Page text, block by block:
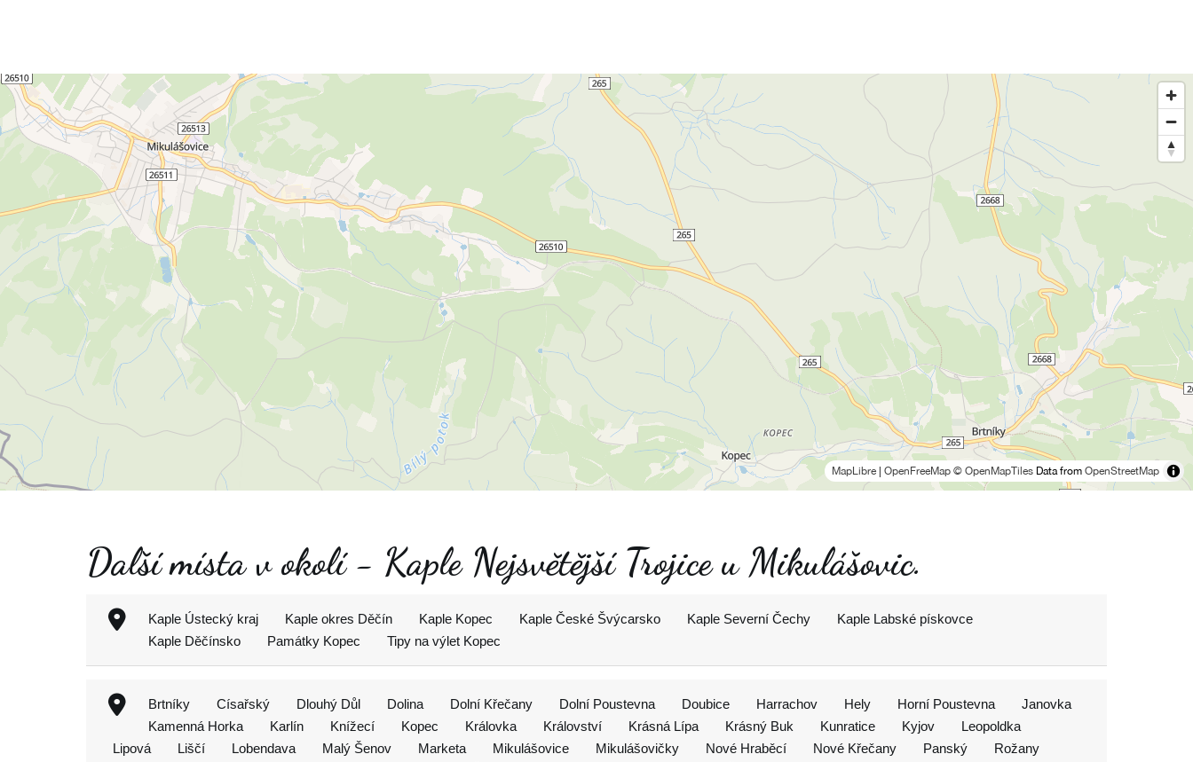
MapLibre OpenFreeMap © OpenMapTiles Data from OpenStreetMap
Další místa v okolí - Kaple Nejsvětější Trojice u Mikulášovic.
Kaple Ústecký kraj Kaple okres Děčín Kaple Kopec Kaple České Švýcarsko Kaple Severní Čechy
Kaple Labské pískovce
Kaple Děčínsko
Památky Kopec Tipy na výlet Kopec
Brtníky Císařský Dlouhý Důl Dolina Dolní Křečany Dolní Poustevna Doubice Harrachov Hely Horní Poustevna
Janovka
Kamenná Horka
Karlín Knížecí Kopec Královka Království Krásná Lípa Krásný Buk Kunratice Kyjov
Leopoldka
Lipová
Liščí Lobendava Malý Šenov Marketa Mikulášovice Mikulášovičky Nové Hraběcí Nové Křečany Panský
Rožany